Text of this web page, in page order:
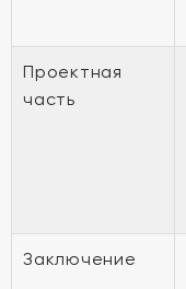
Проектная
часть
Заключение